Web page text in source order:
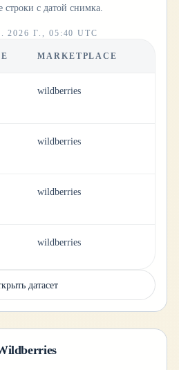
строки с датой снимка.
2026 Г., 05:40 UTC
MARKETPLACE
wildberries
wildberries
wildberries
wildberries
датасет